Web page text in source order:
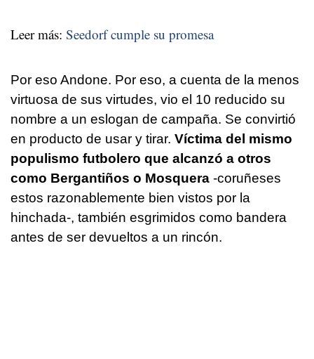
Leer más: Seedorf cumple su promesa
Por eso Andone. Por eso, a cuenta de la menos
virtuosa de sus virtudes, vio el 10 reducido su
nombre a un eslogan de campaña. Se convirtió
en producto de usar y tirar. Víctima del mismo
populismo futbolero que alcanzó a otros
como Bergantiños o Mosquera -coruñeses
estos razonablemente bien vistos por la
hinchada-, también esgrimidos como bandera
antes de ser devueltos a un rincón.